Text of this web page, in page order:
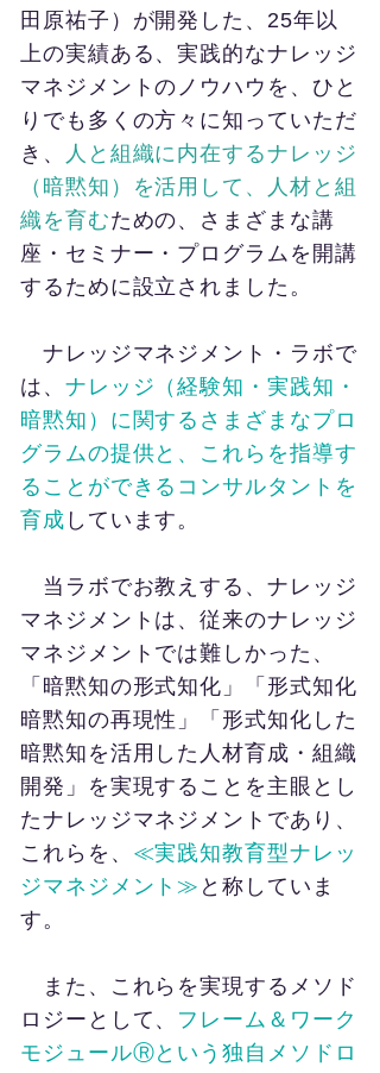
田原祐子）が開発した、25年以
上の実績ある、実践的なナレッジ
マネジメントのノウハウを、ひと
りでも多くの方々に知っていただ
き、
人と組織に内在するナレッジ
（暗黙知）を活用して、人材と組
織を育むための、さまざまな講
座・セミナー・プログラムを開講
するために設立されました。
ナレッジマネジメント・ラボで
は、 ナレッジ（経験知・実践知・
暗黙知）に関するさまざまなプロ
グラムの提供と、これらを指導す
ることができるコンサルタントを
育成 しています。
当ラボでお教えする、ナレッジ
マネジメントは、従来のナレッジ
マネジメントでは難しかった、
「暗黙知の形式知化」「形式知化
暗黙知の再現性」「形式知化した
暗黙知を活用した人材育成・組織
開発」を実現することを主眼とし
たナレッジマネジメントであり、
これらを、 ≪実践知教育型ナレッ
ジマネジメント≫ と称していま
す。
また、これらを実現するメソド
ロジーとして、 フレーム＆ワーク
モジュールⓇという独自メソドロ